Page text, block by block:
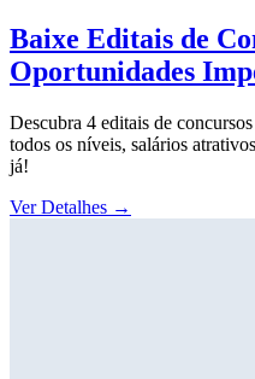
Baixe Editais de
Oportunidades
Descubra 4 editais de
todos os níveis, salários
já!
Ver Detalhes →